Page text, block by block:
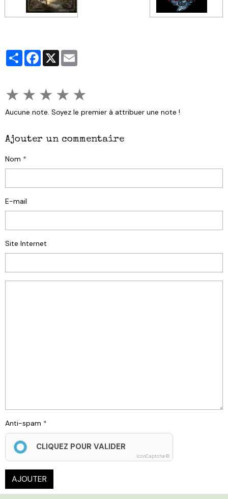
PartagerFacebook
X
★ ★ ★ ★ ★
Aucune note. Soyez le premier à attribuer une note !
Ajouter un commentaire
Nom
E-mail
Site Internet
Anti-spam
CLIQUEZ POUR VALIDER
IconCaptcha ©
AJOUTER